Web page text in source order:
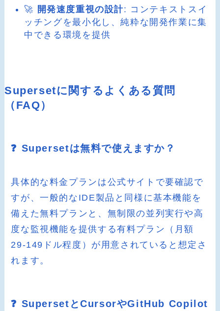
🚀 開発速度重視の設計: コンテキストスイ
ッチングを最小化し、純粋な開発作業に集
中できる環境を提供
Supersetに関するよくある質問
（FAQ）
❓ Supersetは無料で使えますか？
具体的な料金プランは公式サイトで要確認で
すが、一般的なIDE製品と同様に基本機能を
備えた無料プランと、無制限の並列実行や高
度な監視機能を提供する有料プラン（月額
29-149ドル程度）が用意されていると想定さ
れます。
❓ SupersetとCursorやGitHub Copilot